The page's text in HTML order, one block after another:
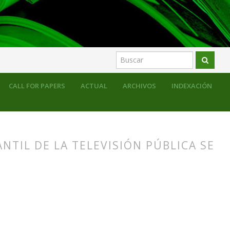
CALL FOR PAPERS ACTUAL ARCHIVOS INDEXACIÓN
DE LA TELEVISIÓN PÚBLICA SE